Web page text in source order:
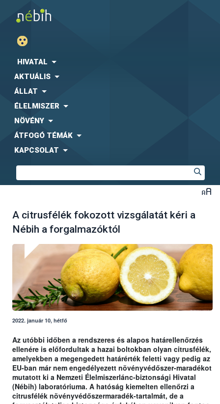
HIVATAL
AKTUÁLIS
ÁLLAT
ÉLELMISZER
NÖVÉNY
ÁTFOGÓ TÉMÁK
KAPCSOLAT
A citrusfélék fokozott vizsgálatát kéri a
Nébih a forgalmazóktól
2022. január 10, hétfő
Az utóbbi időben a rendszeres és alapos határellenőrzés
ellenére is előfordultak a hazai boltokban olyan citrusfélék,
amelyekben a megengedett határérték feletti vagy pedig az
EU-ban már nem engedélyezett növényvédőszer-maradékot
mutatott ki a Nemzeti Élelmiszerlánc-biztonsági Hivatal
(Nébih) laboratóriuma. A hatóság kiemelten ellenőrzi a
citrusfélék növényvédőszermaradék-tartalmát, de a